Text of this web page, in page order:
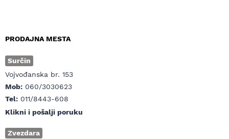
PRODAJNA MESTA
Surčin
Vojvođanska br. 153
Mob: 060/3030623
Tel: 011/8443-608
Klikni i pošalji poruku
Zvezdara